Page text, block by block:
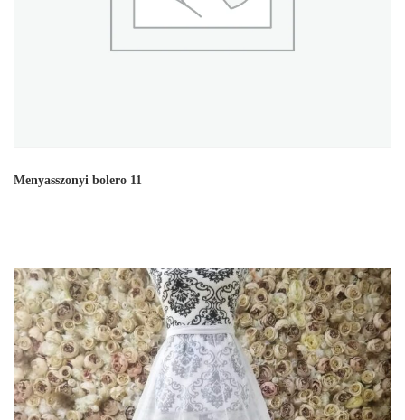
Menyasszonyi bolero 11